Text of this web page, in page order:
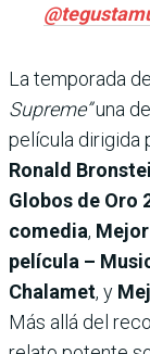
La temporada
Supreme”una
película dirigida
Ronald
Globos de Oro
comedia,
película –
Chalamet, y
Más allá del